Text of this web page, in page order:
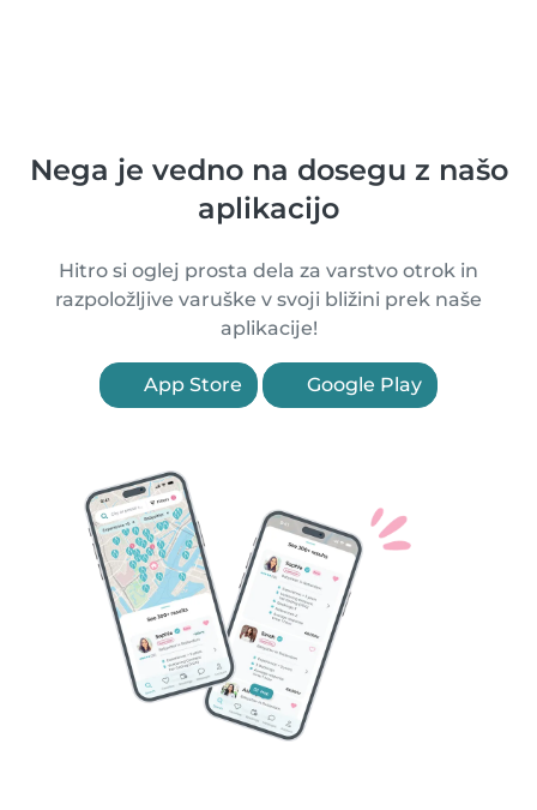
Nega je vedno na dosegu z našo
aplikacijo
Hitro si oglej prosta dela za varstvo otrok in
razpoložljive varuške v svoji bližini prek naše
aplikacije!
App Store Google Play